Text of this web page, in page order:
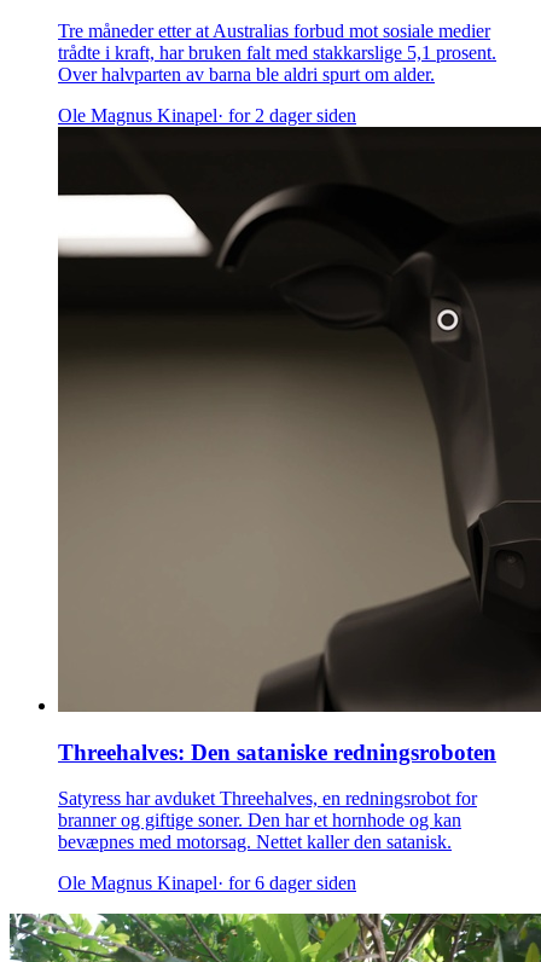
Tre måneder etter at Australias forbud mot sosiale medier
trådte i kraft, har bruken falt med stakkarslige 5,1 prosent.
Over halvparten av barna ble aldri spurt om alder.
Ole Magnus Kinapel· for 2 dager siden
Threehalves: Den sataniske redningsroboten
Satyress har avduket Threehalves, en redningsrobot for
branner og giftige soner. Den har et hornhode og kan
bevæpnes med motorsag. Nettet kaller den satanisk.
Ole Magnus Kinapel· for 6 dager siden